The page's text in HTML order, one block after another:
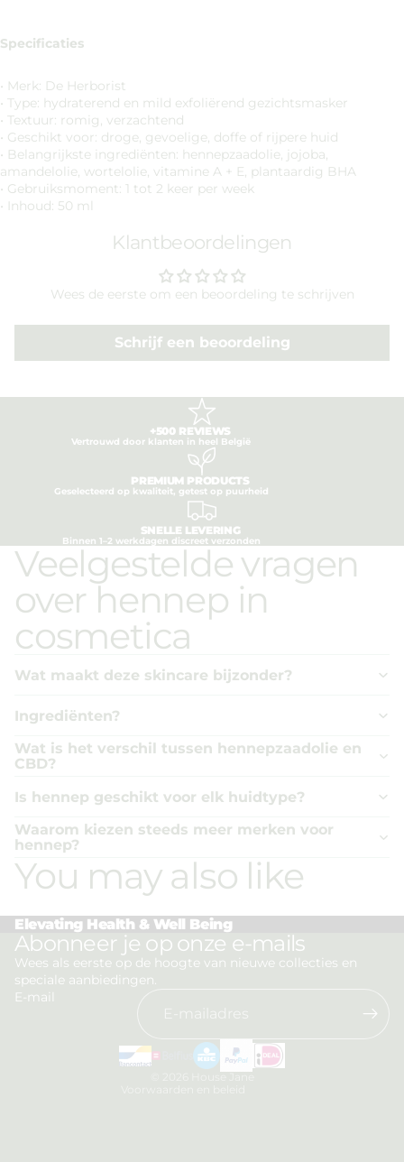
Specificaties
• Merk: De Herborist
• Type: hydraterend en mild exfoliërend gezichtsmasker
• Textuur: romig, verzachtend
• Geschikt voor: droge, gevoelige, doffe of rijpere huid
• Belangrijkste ingrediënten: hennepzaadolie, jojoba,
amandelolie, wortelolie, vitamine A + E, plantaardig BHA
• Gebruiksmoment: 1 tot 2 keer per week
• Inhoud: 50 ml
Klantbeoordelingen
Wees de eerste om een beoordeling te schrijven
Schrijf een beoordeling
+500 REVIEWS
Vertrouwd door klanten in heel België
PREMIUM PRODUCTS
Geselecteerd op kwaliteit, getest op puurheid
SNELLE LEVERING
Binnen 1–2 werkdagen discreet verzonden
Veelgestelde vragen
over hennep in
cosmetica
Wat maakt deze skincare bijzonder?
Ingrediënten?
Wat is het verschil tussen hennepzaadolie en
CBD?
Is hennep geschikt voor elk huidtype?
Waarom kiezen steeds meer merken voor
hennep?
You may also like
Elevating Health & Well Being
Abonneer je op onze e-mails
Wees als eerste op de hoogte van nieuwe collecties en
speciale aanbiedingen.
E-mail
Privacybeleid
Terugbetalingsbeleid
Algemene voorwaarden
Wettelijke kennisgeving